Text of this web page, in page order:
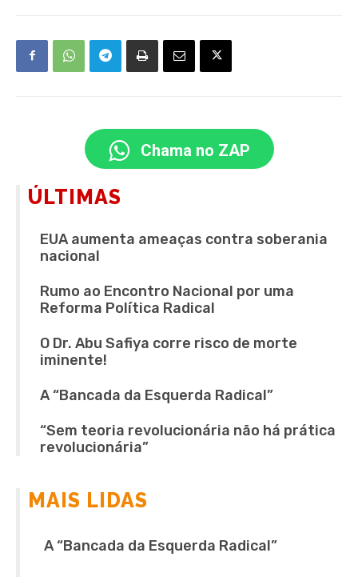
Chama no ZAP
ÚLTIMAS
EUA aumenta ameaças contra soberania
nacional
Rumo ao Encontro Nacional por uma
Reforma Política Radical
O Dr. Abu Safiya corre risco de morte
iminente!
A “Bancada da Esquerda Radical”
“Sem teoria revolucionária não há prática
revolucionária”
MAIS LIDAS
A “Bancada da Esquerda Radical”